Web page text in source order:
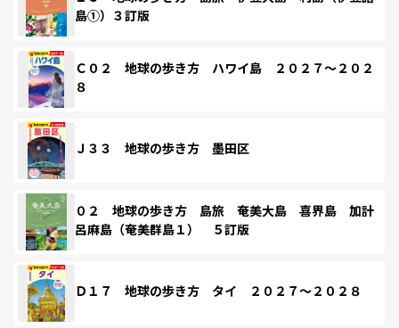
島①）３訂版
Ｃ０２ 地球の歩き方 ハワイ島 ２０２７～２０２
８
Ｊ３３ 地球の歩き方 墨田区
０２ 地球の歩き方 島旅 奄美大島 喜界島 加計
呂麻島（奄美群島１） ５訂版
Ｄ１７ 地球の歩き方 タイ ２０２７～２０２８